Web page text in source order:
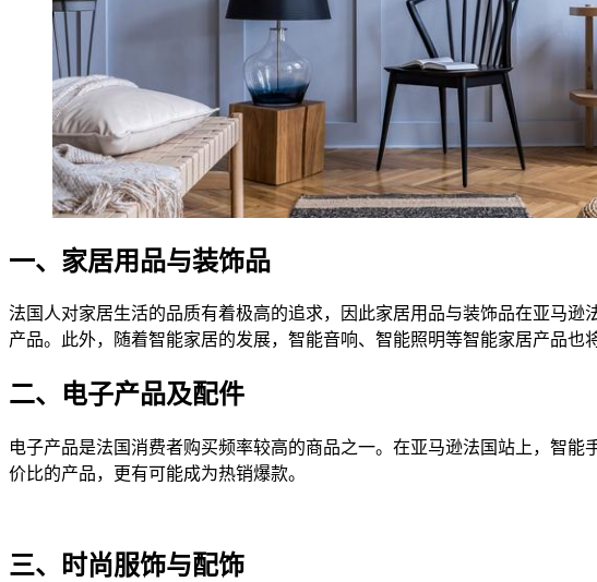
一、家居用品与装饰品
法国人对家居生活的品质有着极高的追求，因此家居用品与装饰品在亚马
产品。此外，随着智能家居的发展，智能音响、智能照明等智能家居产品也
二、电子产品及配件
电子产品是法国消费者购买频率较高的商品之一。在亚马逊法国站上，智
价比的产品，更有可能成为热销爆款。
三、时尚服饰与配饰